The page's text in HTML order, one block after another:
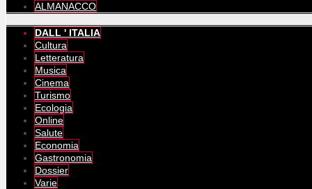
ALMANACCO
DALL ' ITALIA
Cultura
Letteratura
Musica
Cinema
Turismo
Ecologia
Online
Salute
Economia
Gastronomia
Dossier
Varie